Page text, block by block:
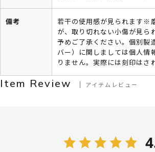
備考
若干の使用感が見られます※
が、取り切れない小傷が見ら
予めご了承ください。個別製
バー）に関しましては個人情
りません。実際には刻印はさ
Item Review アイテムレビュー